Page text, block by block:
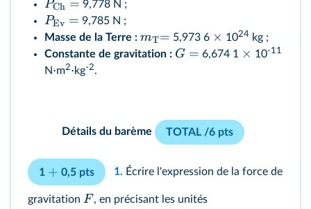
PCh = 9,778 N ;
PEv = 9,785 N ;
Masse de la Terre : mT= 5,973 6 × 1024 kg ;
Constante de gravitation : G = 6,674 1 × 10-11
N⋅m2⋅kg‑2.
Détails du barème TOTAL /6 pts
1 + 0,5 pts 1. Écrire l'expression de la force de
gravitation F , en précisant les unités